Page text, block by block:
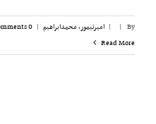
By
|
| امیرتیمور، محمدابراهیم |
0 Comments
Read More